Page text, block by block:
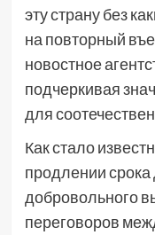
эту страну без
на повторный
новостное
подчеркивая
для
Как стало
продлении
добровольного
переговоров